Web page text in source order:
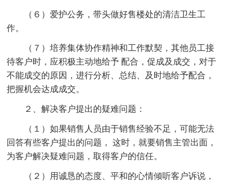
（６）爱护公务，带头做好售楼处的清洁卫生工
作。
（７）培养集体协作精神和工作默契，其他员工接
待客户时，应积极主动地给予 配合，促成及成交，对于
不能成交的原因，进行分析、总结、及时地给予配合，
把握机会达成成交。
２、解决客户提出的疑难问题：
（１）如果销售人员由于销售经验不足，可能无法
回答有些客户提出的问题， 这时，就要销售主管出面，
为客户解决疑难问题，取得客户的信任。
（２）用诚恳的态度、平和的心情倾听客户诉说，